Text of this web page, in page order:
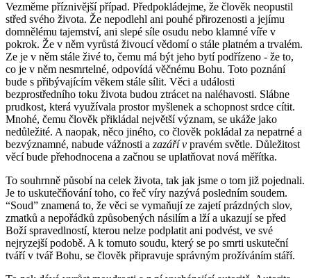
Vezměme příznivější případ. Předpokládejme, že člověk neopustil
střed svého života. Že nepodlehl ani pouhé přirozenosti a jejímu
domnělému tajemství, ani slepé síle osudu nebo klamné víře v
pokrok. Že v něm vyrůstá živoucí vědomí o stále platném a trvalém.
Ze je v něm stále živé to, čemu má být jeho bytí podřízeno - že to,
co je v něm nesmrtelné, odpovídá věčnému Bohu. Toto poznání
bude s přibývajícím věkem stále sílit. Věci a události
bezprostředního toku života budou ztrácet na naléhavosti. Slábne
prudkost, která využívala prostor myšlenek a schopnost srdce cítit.
Mnohé, čemu člověk přikládal největší význam, se ukáže jako
nedůležité. A naopak, něco jiného, co člověk pokládal za nepatrné a
bezvýznamné, nabude vážnosti a zazáří v pravém světle. Důležitost
věcí bude přehodnocena a začnou se uplatňovat nová měřítka.
To souhrnně působí na celek života, tak jak jsme o tom již pojednali.
Je to uskutečňování toho, co řeč víry nazývá posledním soudem.
“Soud” znamená to, že věci se vymaňují ze zajetí prázdných slov,
zmatků a nepořádků způsobených násilím a lží a ukazují se před
Boží spravedlností, kterou nelze podplatit ani podvést, ve své
nejryzejší podobě. A k tomuto soudu, který se po smrti uskuteční
tváří v tvář Bohu, se člověk připravuje správným prožíváním stáří.